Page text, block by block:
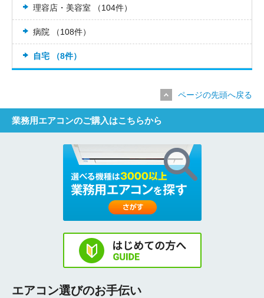
理容店・美容室 （104件）
病院 （108件）
自宅 （8件）
ページの先頭へ戻る
業務用エアコンのご購入はこちらから
エアコン選びのお手伝い